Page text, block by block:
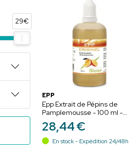
EPP
Epp Extrait de Pépins de
Pamplemousse - 100 ml -
Renforce, protège et stimule
l’immunité
28,44€
En stock - Expédition 24/48h
29€